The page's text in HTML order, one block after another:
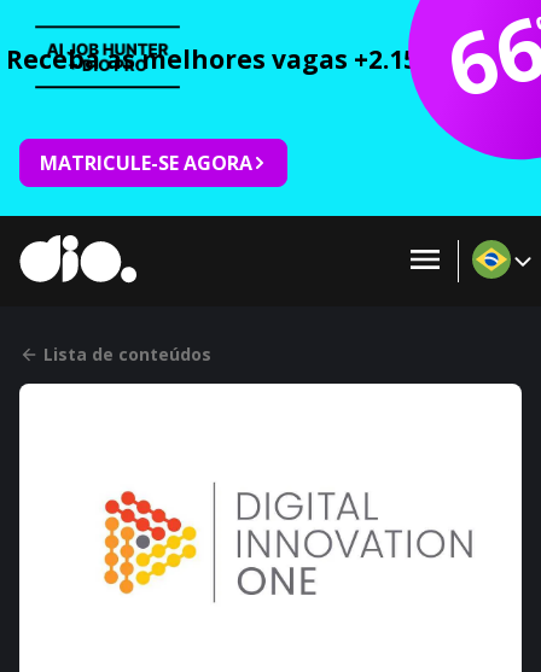
Receba as melhores vagas +2.150 cursos
MATRICULE-SE AGORA
Lista de conteúdos